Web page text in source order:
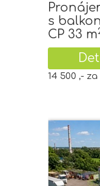
s
CP 33 m
14 500 ,-